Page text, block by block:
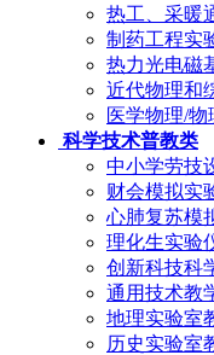
热工、采暖
制药工程实
热力光电磁
近代物理和
医学物理/
科学技术普教类
中小学劳技
财会模拟实
心肺复苏模
理化生实验
创新科技科
通用技术教
地理实验室
历史实验室